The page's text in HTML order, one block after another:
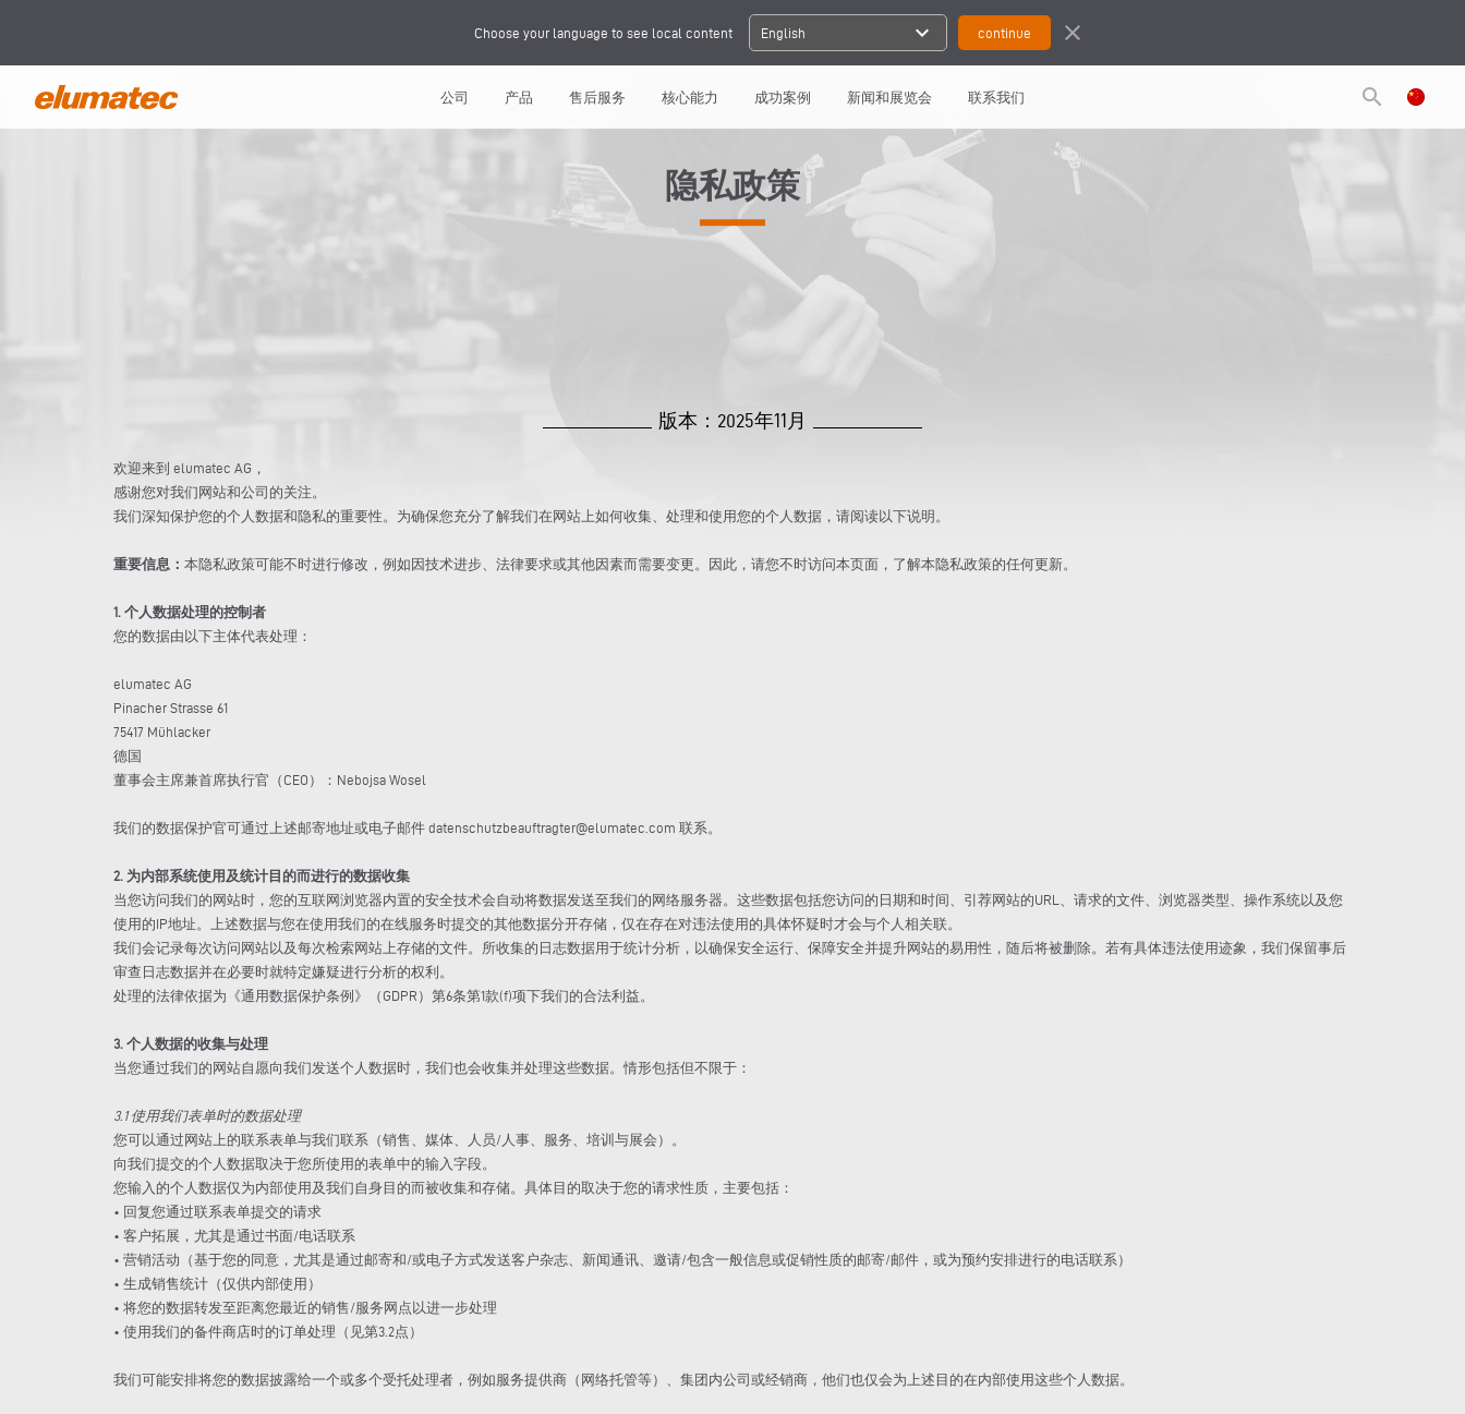
Choose your language to see local content English expand_more close
公司 产品 售后服务 核心能力 成功案例 新闻和展览会 联系我们 search
隐私政策
版本：2025年11月
欢迎来到 elumatec AG，
感谢您对我们网站和公司的关注。
我们深知保护您的个人数据和隐私的重要性。为确保您充分了解我们在网站上如何收集、处理和使用您的个人数据，请阅读以下说明。
重要信息： 本隐私政策可能不时进行修改，例如因技术进步、法律要求或其他因素而需要变更。因此，请您不时访问本页面，了解本隐私政策的任何更新。
1. 个人数据处理的控制者
您的数据由以下主体代表处理：
elumatec AG
Pinacher Strasse 61
75417 Mühlacker
德国
董事会主席兼首席执行官（CEO）：Nebojsa Wosel
我们的数据保护官可通过上述邮寄地址或电子邮件 datenschutzbeauftragter@elumatec.com 联系。
2. 为内部系统使用及统计目的而进行的数据收集
当您访问我们的网站时，您的互联网浏览器内置的安全技术会自动将数据发送至我们的网络服务器。这些数据包括您访问的日期和时间、引荐网站的URL、请求的文件、浏览器类型、操作系统以及您
使用的IP地址。上述数据与您在使用我们的在线服务时提交的其他数据分开存储，仅在存在对违法使用的具体怀疑时才会与个人相关联。
我们会记录每次访问网站以及每次检索网站上存储的文件。所收集的日志数据用于统计分析，以确保安全运行、保障安全并提升网站的易用性，随后将被删除。若有具体违法使用迹象，我们保留事后
审查日志数据并在必要时就特定嫌疑进行分析的权利。
处理的法律依据为《通用数据保护条例》（GDPR）第6条第1款(f)项下我们的合法利益。
3. 个人数据的收集与处理
当您通过我们的网站自愿向我们发送个人数据时，我们也会收集并处理这些数据。情形包括但不限于：
3.1 使用我们表单时的数据处理
您可以通过网站上的联系表单与我们联系（销售、媒体、人员/人事、服务、培训与展会）。
向我们提交的个人数据取决于您所使用的表单中的输入字段。
您输入的个人数据仅为内部使用及我们自身目的而被收集和存储。具体目的取决于您的请求性质，主要包括：
• 回复您通过联系表单提交的请求
• 客户拓展，尤其是通过书面/电话联系
• 营销活动（基于您的同意，尤其是通过邮寄和/或电子方式发送客户杂志、新闻通讯、邀请/包含一般信息或促销性质的邮寄/邮件，或为预约安排进行的电话联系）
• 生成销售统计（仅供内部使用）
• 将您的数据转发至距离您最近的销售/服务网点以进一步处理
• 使用我们的备件商店时的订单处理（见第3.2点）
我们可能安排将您的数据披露给一个或多个受托处理者，例如服务提供商（网络托管等）、集团内公司或经销商，他们也仅会为上述目的在内部使用这些个人数据。